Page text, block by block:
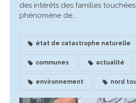
des intérêts des familles
phénomène de...
état de catastrophe naturelle
communes actualité
environnement nord